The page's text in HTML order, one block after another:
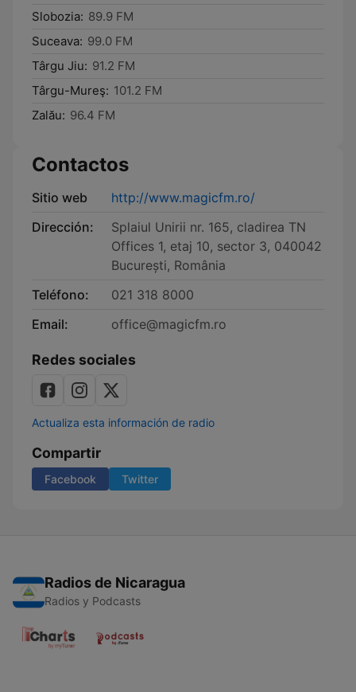
Slobozia: 89.9 FM
Suceava: 99.0 FM
Târgu Jiu: 91.2 FM
Târgu-Mureş: 101.2 FM
Zalău: 96.4 FM
Contactos
Sitio web
http://www.magicfm.ro/
Dirección:
Splaiul Unirii nr. 165, cladirea TN
Offices 1, etaj 10, sector 3, 040042
București, România
Teléfono:
021 318 8000
Email:
office@magicfm.ro
Redes sociales
Actualiza esta información de radio
Compartir
Facebook Twitter
Radios de Nicaragua
Radios y Podcasts